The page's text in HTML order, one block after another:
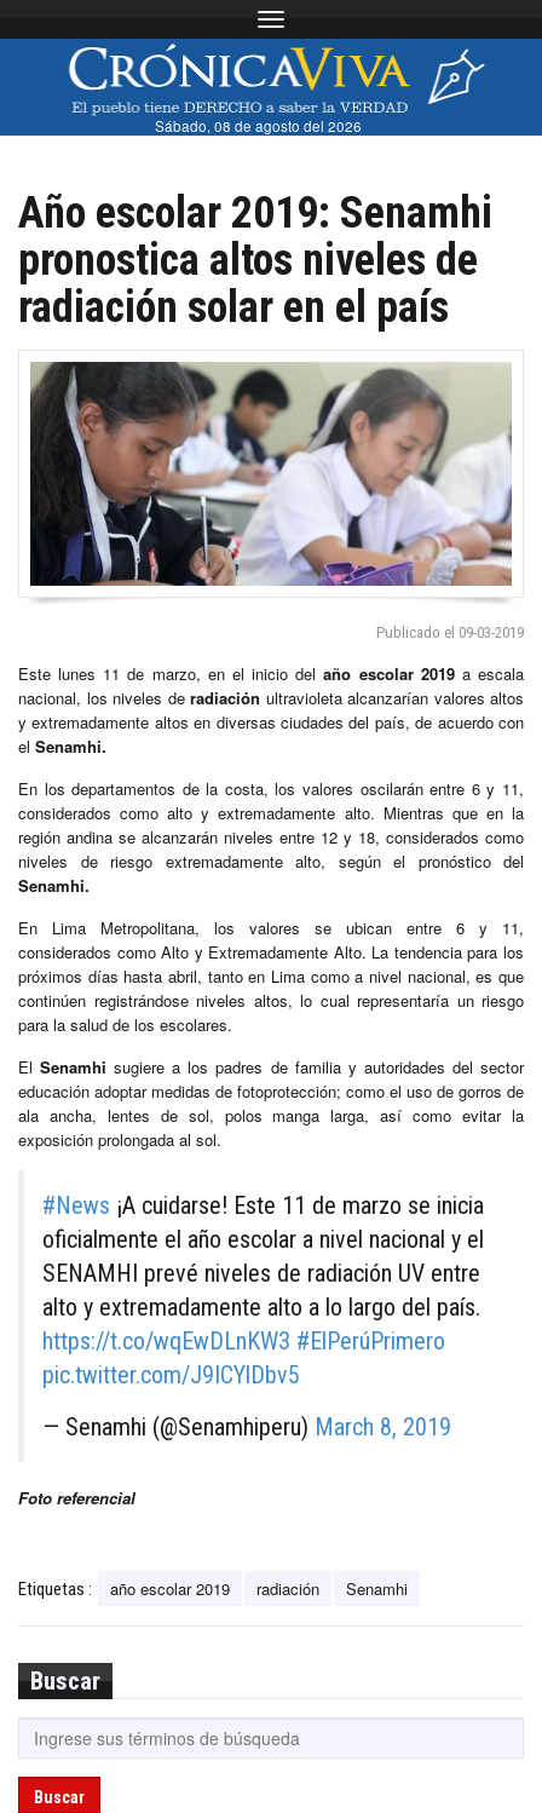
Toggle navigation
Sábado, 08 de agosto del 2026
Año escolar 2019: Senamhi
pronostica altos niveles de
radiación solar en el país
Publicado el 09-03-2019
Este lunes 11 de marzo, en el inicio delaño escolar 2019a escala
nacional, los niveles de radiación ultravioleta alcanzarían valores altos
y extremadamente altos en diversas ciudades del país, de acuerdo con
el Senamhi.
En los departamentos de la costa, los valores oscilarán entre 6 y 11,
considerados como alto y extremadamente alto. Mientras que en la
región andina se alcanzarán niveles entre 12 y 18, considerados como
niveles de riesgo extremadamente alto, según el pronóstico del
Senamhi.
En Lima Metropolitana, los valores se ubican entre 6 y 11,
considerados como Alto y Extremadamente Alto. La tendencia para los
próximos días hasta abril, tanto en Lima como a nivel nacional, es que
continúen registrándose niveles altos, lo cual representaría un riesgo
para la salud de los escolares.
ElSenamhi sugiere a los padres de familia y autoridades del sector
educación adoptar medidas de fotoprotección; como el uso de gorros de
ala ancha, lentes de sol, polos manga larga, así como evitar la
exposición prolongada al sol.
#News ¡A cuidarse! Este 11 de marzo se inicia
oficialmente el año escolar a nivel nacional y el
SENAMHI prevé niveles de radiación UV entre
alto y extremadamente alto a lo largo del país.
https://t.co/wqEwDLnKW3 #ElPerúPrimero
pic.twitter.com/J9ICYlDbv5
— Senamhi (@Senamhiperu) March 8, 2019
Foto referencial
Etiquetas : año escolar 2019 radiación Senamhi
Buscar
Buscar